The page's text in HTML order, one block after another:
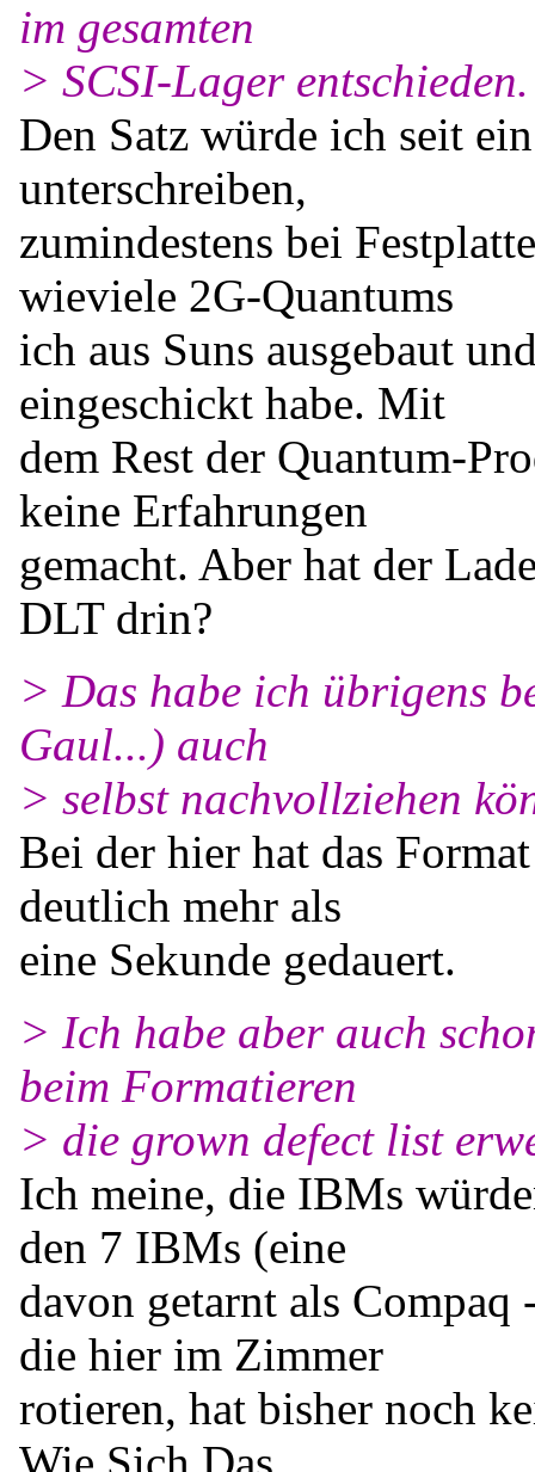
im gesamten
> SCSI-Lager entschieden.
Den Satz würde ich seit
unterschreiben,
zumindestens bei
wieviele 2G-Quantums
ich aus Suns ausgebaut
eingeschickt habe. Mit
dem Rest der Quantum-
keine Erfahrungen
gemacht. Aber hat der
DLT drin?
> Das habe ich übrigens
Gaul...) auch
> selbst nachvollziehen
Bei der hier hat das
deutlich mehr als
eine Sekunde gedauert.
> Ich habe aber auch
beim Formatieren
> die grown defect list
Ich meine, die IBMs
den 7 IBMs (eine
davon getarnt als
die hier im Zimmer
rotieren, hat bisher noch